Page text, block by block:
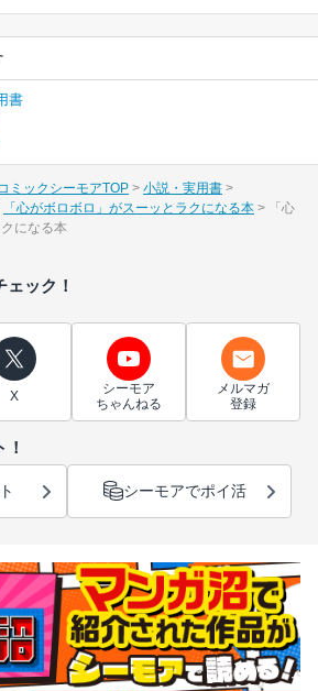
書
ミックシーモアTOP
小説・実用書
「心がボロボロ」がスーッとラクになる本
「心
になる本
ック！
X
シーモア
ちゃんねる
メルマガ
登録
シーモアでポイ活